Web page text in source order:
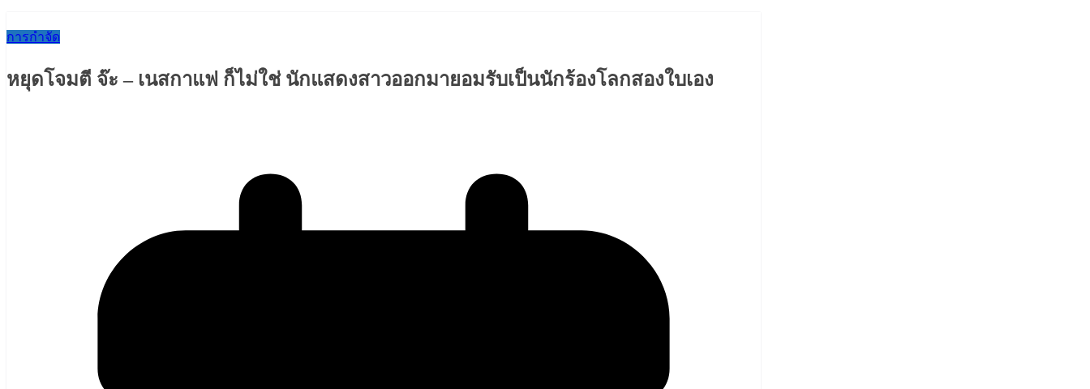
การกำจัด
หยุดโจมตี จ๊ะ – เนสกาแฟ ก็ไม่ใช่ นักแสดงสาวออกมายอมรับเป็นนักร้องโลกสองใบเอง